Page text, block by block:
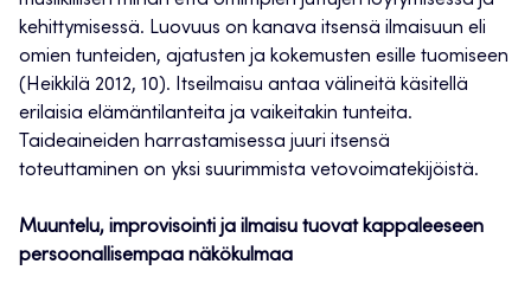
kehittymisessä. Luovuus on kanava itsensä ilmaisuun eli
omien tunteiden, ajatusten ja kokemusten esille tuomiseen
(Heikkilä 2012, 10). Itseilmaisu antaa välineitä käsitellä
erilaisia elämäntilanteita ja vaikeitakin tunteita.
Taideaineiden harrastamisessa juuri itsensä
toteuttaminen on yksi suurimmista vetovoimatekijöistä.
Muuntelu, improvisointi ja ilmaisu tuovat kappaleeseen
persoonallisempaa näkökulmaa